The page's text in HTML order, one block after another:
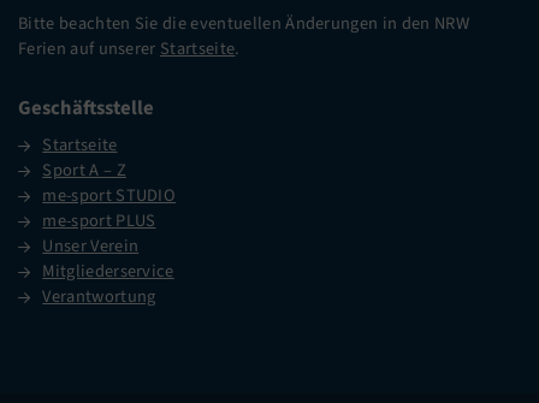
Bitte beachten Sie die eventuellen Änderungen in den NRW
Ferien auf unserer Startseite.
Geschäftsstelle
Startseite
Sport A – Z
me-sport STUDIO
me-sport PLUS
Unser Verein
Mitgliederservice
Verantwortung